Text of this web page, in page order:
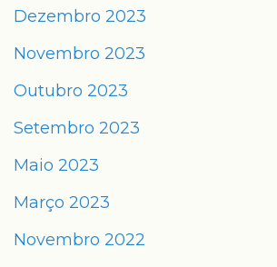
Dezembro 2023
Novembro 2023
Outubro 2023
Setembro 2023
Maio 2023
Março 2023
Novembro 2022